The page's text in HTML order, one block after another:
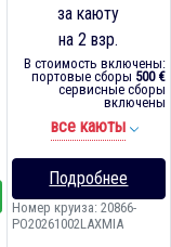
за каюту
на 2 взр.
В стоимость включены:
портовые сборы 500 €
сервисные сборы
включены
все каюты
Подробнее
Номер круиза: 20866-
PO20261002LAXMIA